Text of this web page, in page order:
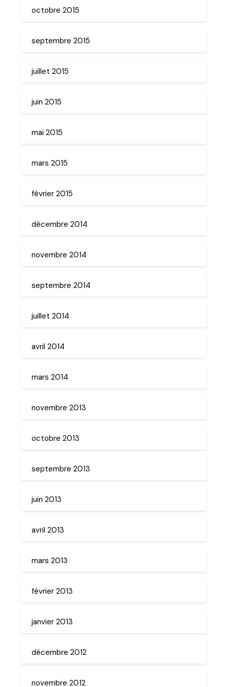
octobre 2015
septembre 2015
juillet 2015
juin 2015
mai 2015
mars 2015
février 2015
décembre 2014
novembre 2014
septembre 2014
juillet 2014
avril 2014
mars 2014
novembre 2013
octobre 2013
septembre 2013
juin 2013
avril 2013
mars 2013
février 2013
janvier 2013
décembre 2012
novembre 2012